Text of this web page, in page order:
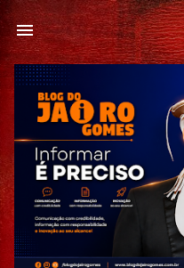
Pular para o